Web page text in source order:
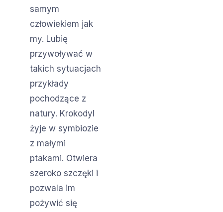
samym
człowiekiem jak
my. Lubię
przywoływać w
takich sytuacjach
przykłady
pochodzące z
natury. Krokodyl
żyje w symbiozie
z małymi
ptakami. Otwiera
szeroko szczęki i
pozwala im
pożywić się